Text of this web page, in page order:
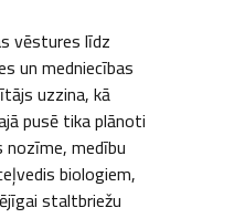
vēstures līdz
un medniecības
uzzina, kā
pusē tika plānoti
medību
biologiem,
staltbriežu